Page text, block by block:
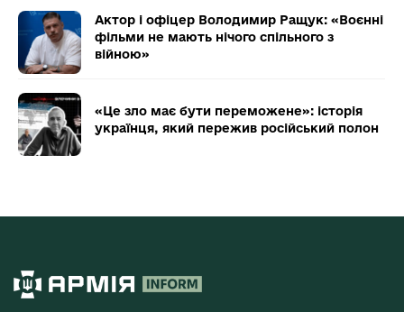
Актор і офіцер Володимир Ращук: «Воєнні
фільми не мають нічого спільного з
війною»
«Це зло має бути переможене»: історія
українця, який пережив російський полон